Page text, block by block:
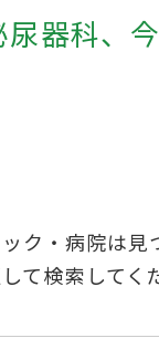
器科、
ク・病院は見
て検索してく